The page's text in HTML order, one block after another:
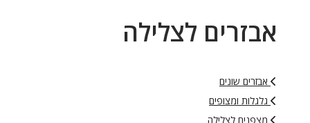
אבזרים לצלילה
אבזרים שונים
גלגלות ומצופים
מצפנים לצלילה